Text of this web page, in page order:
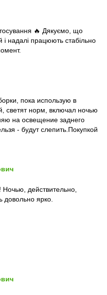
🔥 Дякуємо, що
і надалі працюють стабільно
пока использую в
светят норм, включал ночью
на освещение заднего
- будут слепить.Покупкой
Ночью, действительно,
довольно ярко.